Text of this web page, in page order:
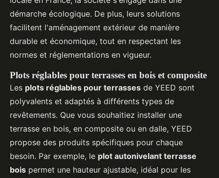
démarche écologique. De plus, leurs solutions
facilitent l'aménagement extérieur de manière
durable et économique, tout en respectant les
normes et réglementations en vigueur.
Plots réglables pour terrasses en bois et composite
Les plots réglables pour terrasses de YEED sont
polyvalents et adaptés à différents types de
revêtements. Que vous souhaitiez installer une
terrasse en bois, en composite ou en dalle, YEED
propose des produits spécifiques pour chaque
besoin. Par exemple, le plot autonivelant terrasse
bois permet une hauteur ajustable, idéal pour les